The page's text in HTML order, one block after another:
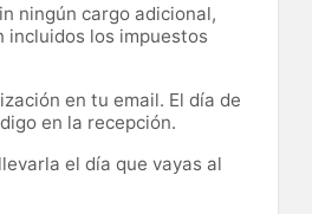
ningún cargo adicional,
incluidos los impuestos
en tu email. El día de
en la recepción.
el día que vayas al